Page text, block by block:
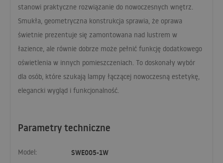
Parametry techniczne
Model: SWE005-1W
stanowi praktyczne rozwiązanie do nowoczesnych wnętrz.
Smukła, geometryczna konstrukcja sprawia, że oprawa
świetnie prezentuje się zamontowana nad lustrem w
łazience, ale równie dobrze może pełnić funkcję dodatkowego
oświetlenia w innych pomieszczeniach. To doskonały wybór
dla osób, które szukają lampy łączącej nowoczesną estetykę,
elegancki wygląd i funkcjonalność.